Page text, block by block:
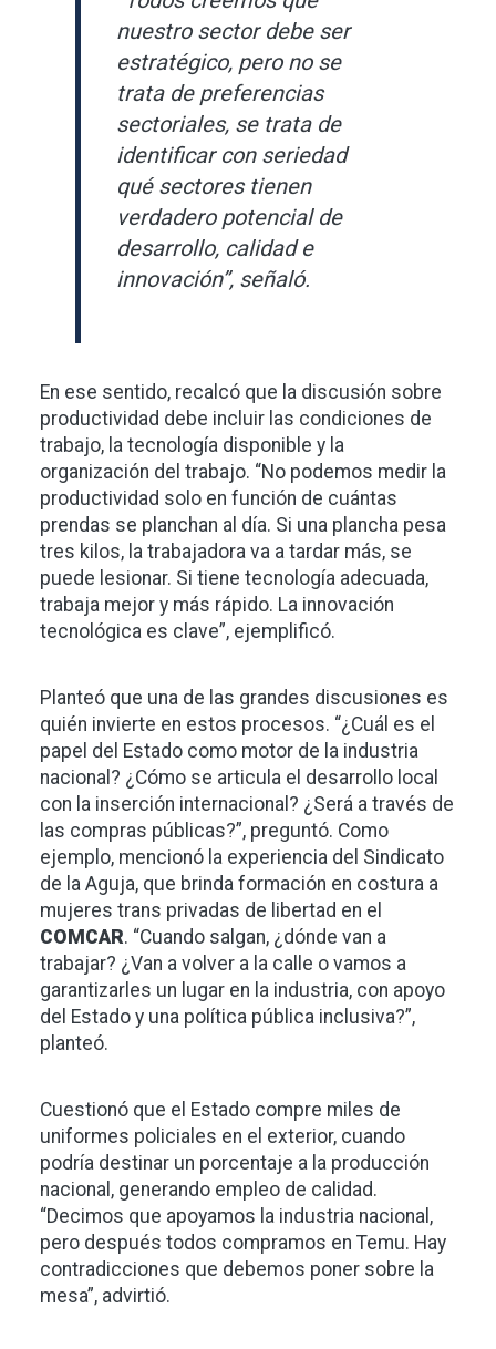
nuestro sector debe ser
estratégico, pero no se
trata de preferencias
sectoriales, se trata de
identificar con seriedad
qué sectores tienen
verdadero potencial de
desarrollo, calidad e
innovación”, señaló.
En ese sentido, recalcó que la discusión sobre
productividad debe incluir las condiciones de
trabajo, la tecnología disponible y la
organización del trabajo. “No podemos medir la
productividad solo en función de cuántas
prendas se planchan al día. Si una plancha pesa
tres kilos, la trabajadora va a tardar más, se
puede lesionar. Si tiene tecnología adecuada,
trabaja mejor y más rápido. La innovación
tecnológica es clave”, ejemplificó.
Planteó que una de las grandes discusiones es
quién invierte en estos procesos. “¿Cuál es el
papel del Estado como motor de la industria
nacional? ¿Cómo se articula el desarrollo local
con la inserción internacional? ¿Será a través de
las compras públicas?”, preguntó. Como
ejemplo, mencionó la experiencia del Sindicato
de la Aguja, que brinda formación en costura a
mujeres trans privadas de libertad en el
COMCAR. “Cuando salgan, ¿dónde van a
trabajar? ¿Van a volver a la calle o vamos a
garantizarles un lugar en la industria, con apoyo
del Estado y una política pública inclusiva?”,
planteó.
Cuestionó que el Estado compre miles de
uniformes policiales en el exterior, cuando
podría destinar un porcentaje a la producción
nacional, generando empleo de calidad.
“Decimos que apoyamos la industria nacional,
pero después todos compramos en Temu. Hay
contradicciones que debemos poner sobre la
mesa”, advirtió.